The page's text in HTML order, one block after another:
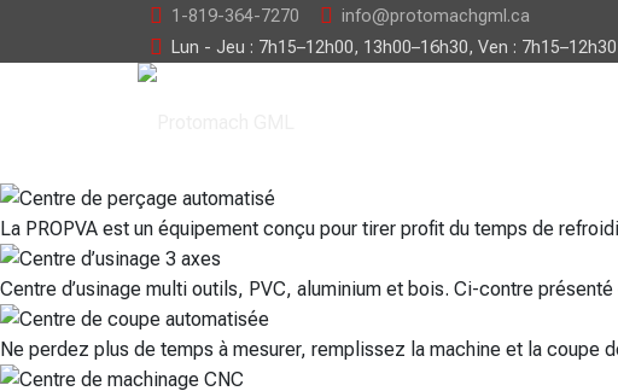
1-819-364-7270
info@protomachgml.ca
Lun - Jeu : 7h15–12h00, 13h00–16h30, Ven : 7h15–12h30
La PROPVA est un équipement conçu pour tirer profit du temps de
Centre d’usinage multi outils, PVC, aluminium et bois. Ci-contre
Ne perdez plus de temps à mesurer, remplissez la machine et la coupe